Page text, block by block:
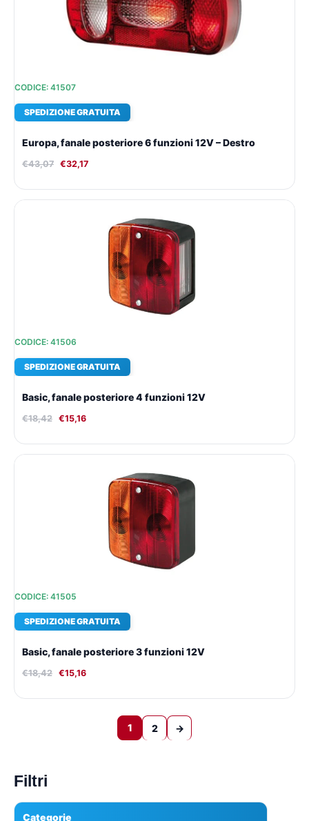
Filtri
Categorie
CODICE: 41507
SPEDIZIONE GRATUITA
Europa, fanale posteriore 6 funzioni 12V – Destro
€43,07 €32,17
CODICE: 41506
SPEDIZIONE GRATUITA
Basic, fanale posteriore 4 funzioni 12V
€18,42 €15,16
attuale
€15,16.
CODICE: 41505
SPEDIZIONE GRATUITA
Basic, fanale posteriore 3 funzioni 12V
€18,42 €15,16
attuale
€15,16.
1 2 →